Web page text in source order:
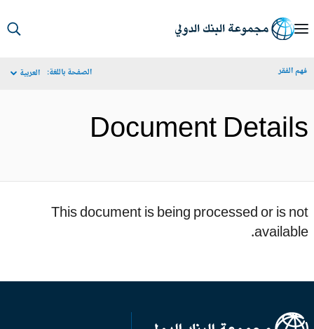
الفقر الصفحة باللغة: العربية
Document
This document is being processed or is